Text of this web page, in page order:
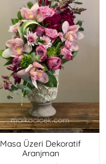
Masa Üzeri Dekoratif
Aranjman